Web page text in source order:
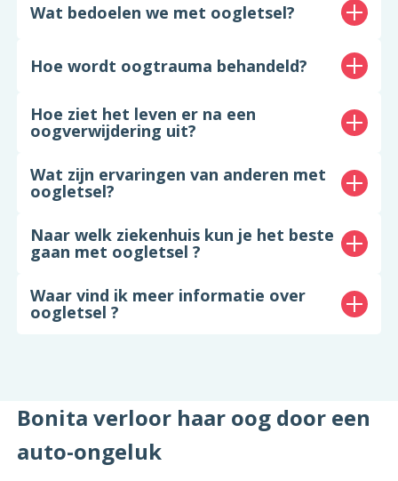
Wat bedoelen we met oogletsel?
Hoe wordt oogtrauma behandeld?
Hoe ziet het leven er na een
oogverwijdering uit?
Wat zijn ervaringen van anderen met
oogletsel?
Naar welk ziekenhuis kun je het beste
gaan met oogletsel ?
Waar vind ik meer informatie over
oogletsel ?
Bonita verloor haar oog door een
auto-ongeluk